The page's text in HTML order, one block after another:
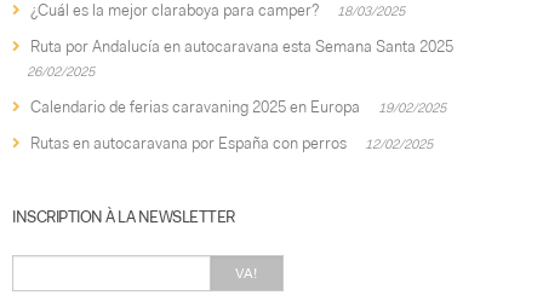
¿Cuál es la mejor claraboya para camper? 18/03/2025
Ruta por Andalucía en autocaravana esta Semana Santa 2025
26/02/2025
Calendario de ferias caravaning 2025 en Europa 19/02/2025
Rutas en autocaravana por España con perros 12/02/2025
INSCRIPTION À LA NEWSLETTER
VA!